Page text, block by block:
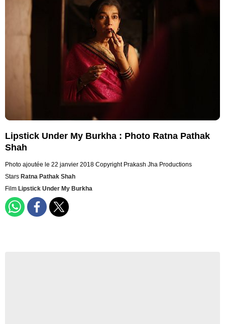
Lipstick Under My Burkha : Photo Ratna Pathak
Shah
Photo ajoutée le 22 janvier 2018 Copyright Prakash Jha Productions
Stars Ratna Pathak Shah
Film Lipstick Under My Burkha